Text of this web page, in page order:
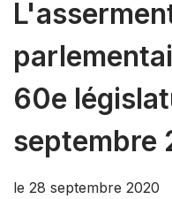
60e
septembre
le 28 septembre 2020